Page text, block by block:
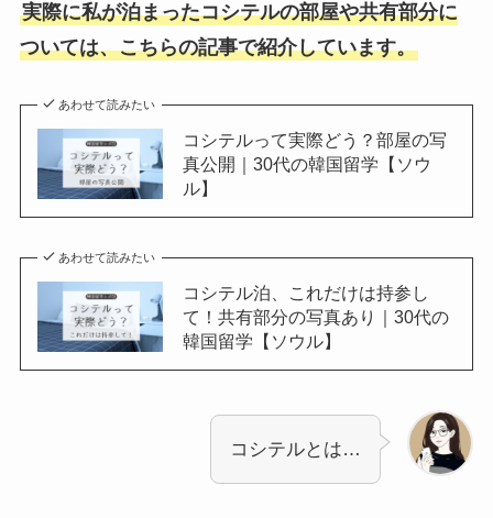
実際に私が泊まったコシテルの部屋や共有部分に
ついては、こちらの記事で紹介しています。
あわせて読みたい
コシテルって実際どう？部屋の写
真公開｜30代の韓国留学【ソウ
ル】
あわせて読みたい
コシテル泊、これだけは持参し
て！共有部分の写真あり｜30代の
韓国留学【ソウル】
コシテルとは…